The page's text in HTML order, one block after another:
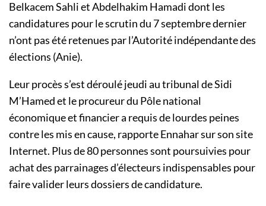
Belkacem Sahli et Abdelhakim Hamadi dont les
candidatures pour le scrutin du 7 septembre dernier
n’ont pas été retenues par l’Autorité indépendante des
élections (Anie).
Leur procès s’est déroulé jeudi au tribunal de Sidi
M’Hamed et le procureur du Pôle national
économique et financier a requis de lourdes peines
contre les mis en cause, rapporte Ennahar sur son site
Internet. Plus de 80 personnes sont poursuivies pour
achat des parrainages d’électeurs indispensables pour
faire valider leurs dossiers de candidature.